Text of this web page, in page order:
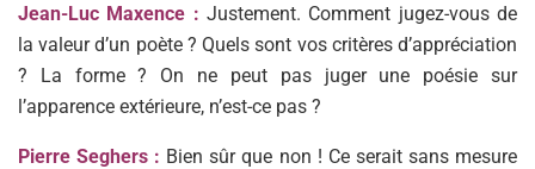
Jean-Luc Maxence : Justement. Comment jugez-vous de
la valeur d’un poète ? Quels sont vos critères d’appréciation
? La forme ? On ne peut pas juger une poésie sur
l’apparence extérieure, n’est-ce pas ?
Pierre Seghers : Bien sûr que non ! Ce serait sans mesure